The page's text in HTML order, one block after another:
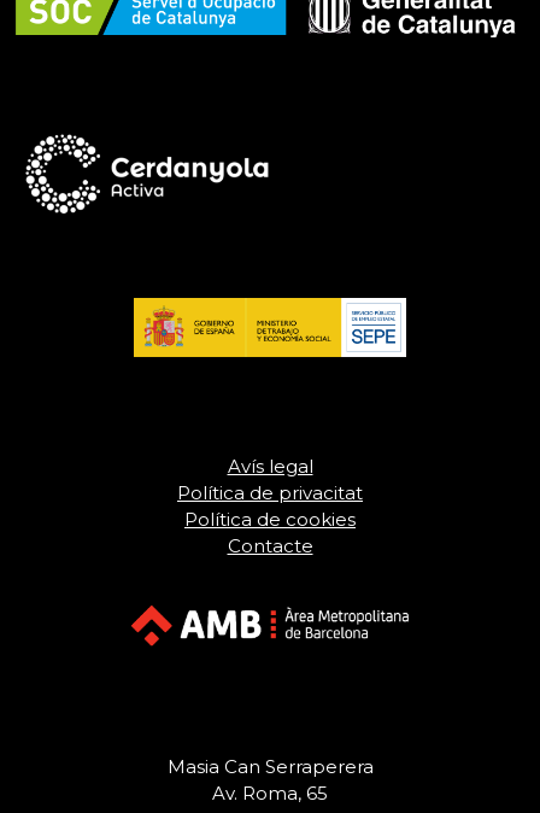
Avís legal
Política de privacitat
Política de cookies
Contacte
Masia Can Serraperera
Av. Roma, 65